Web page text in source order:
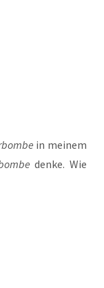
in mei­nem
den­ke. Wie